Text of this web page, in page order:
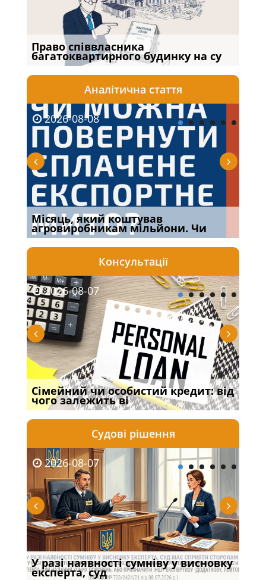
Право співвласника
багатоквартирного будинку на су
Аналітична стаття
2026-08-08
Місяць, який коштував
агровиробникам мільйони. Чи
Консультації
2026-08-07
Сімейний чи особистий кредит: від
чого залежить ві
Судові рішення
2026-08-07
У разі наявності сумніву у висновку
експерта, суд